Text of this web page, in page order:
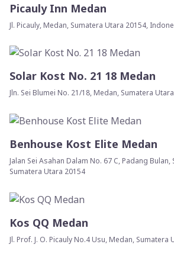
Picauly Inn Medan
Jl. Picauly, Medan, Sumatera Utara 20154,
Solar Kost No. 21 18 Medan
Jln. Sei Blumei No. 21/18, Medan, Sumatera
Benhouse Kost Elite Medan
Jalan Sei Asahan Dalam No. 67 C, Padang
Sumatera Utara 20154
Kos QQ Medan
Jl. Prof. J. O. Picauly No.4 Usu, Medan,